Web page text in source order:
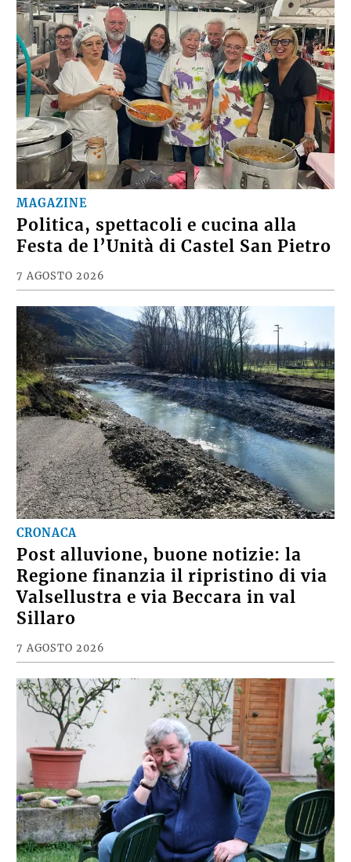
MAGAZINE
Festa de l’Unità di Castel San Pietro
7 AGOSTO 2026
CRONACA
Post alluvione, buone notizie: la
Regione finanzia il ripristino di via
Sillaro
7 AGOSTO 2026